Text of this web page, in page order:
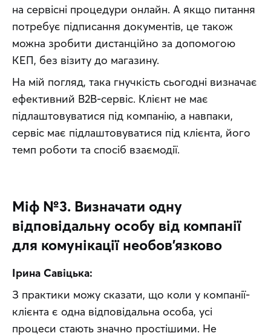
на сервісні процедури онлайн. А якщо питання
потребує підписання документів, це також
можна зробити дистанційно за допомогою
КЕП, без візиту до магазину.
На мій погляд, така гнучкість сьогодні визначає
ефективний B2B-сервіс. Клієнт не має
підлаштовуватися під компанію, а навпаки,
сервіс має підлаштовуватися під клієнта, його
темп роботи та спосіб взаємодії.
Міф №3. Визначати одну
відповідальну особу від компанії
для комунікації необов’язково
Ірина Савіцька:
З практики можу сказати, що коли у компанії-
клієнта є одна відповідальна особа, усі
процеси стають значно простішими. Не